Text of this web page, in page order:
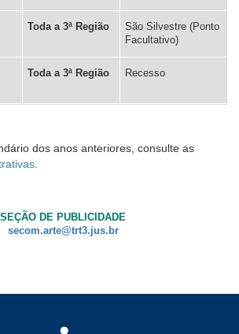
Toda a 3ª Região
São Silvestre (Ponto
Facultativo)
Toda a 3ª Região Recesso
dos anos anteriores, consulte as
SEÇÃO DE PUBLICIDADE
secom.arte@trt3.jus.br